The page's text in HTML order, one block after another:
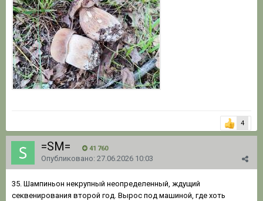
4
=SM= 41 760
Опубликовано: 27.06.2026 10:03
35. Шампиньон некрупный неопределенный, ждущий
секвенирования второй год. Вырос под машиной, где хоть